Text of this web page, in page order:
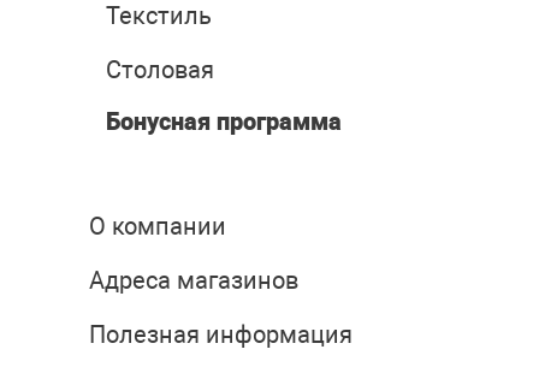
Текстиль
Столовая
Бонусная программа
О компании
Адреса магазинов
Полезная информация